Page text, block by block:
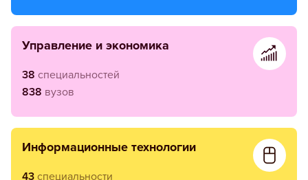
управление и экономика
38 специальностей
838 вузов
информационные технологии
43 специальности